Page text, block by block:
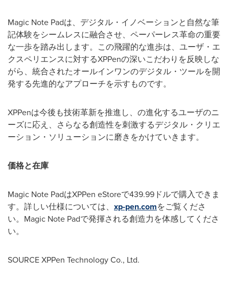
Magic Note Padは、デジタル・イノベーションと自然な筆
記体験をシームレスに融合させ、ペーパーレス革命の重要
な一歩を踏み出します。この飛躍的な進歩は、ユーザ・エ
クスペリエンスに対するXPPenの深いこだわりを反映しな
がら、統合されたオールインワンのデジタル・ツールを開
発する先進的なアプローチを示すものです。
XPPenは今後も技術革新を推進し、の進化するユーザのニ
ーズに応え、さらなる創造性を刺激するデジタル・クリエ
ーション・ソリューションに磨きをかけていきます。
価格と在庫
Magic Note PadはXPPen eStoreで439.99 ドルで購入できま
す。詳しい仕様については、 xp-pen.comをご覧くださ
い。 Magic Note Padで発揮される創造力を体感してくださ
い。
SOURCE XPPen Technology Co., Ltd.